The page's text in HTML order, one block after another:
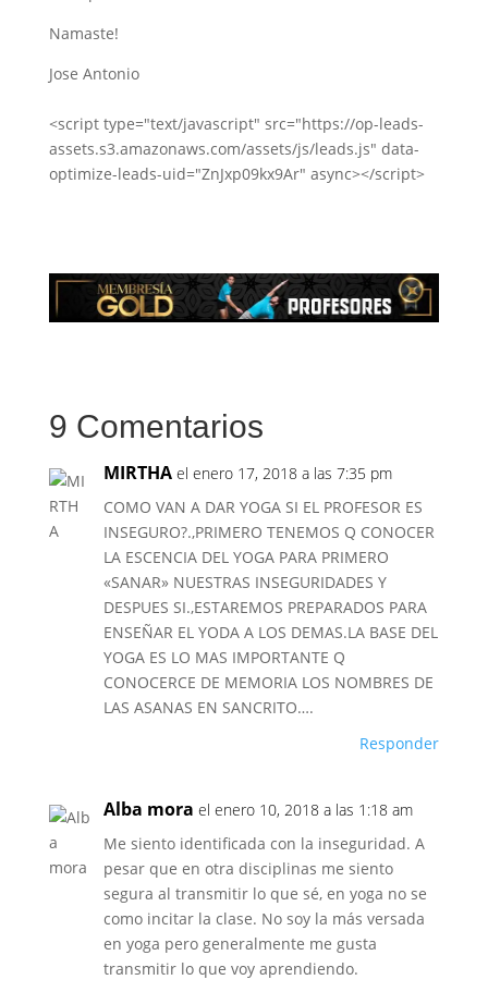
Namaste!
Jose Antonio
<script type="text/javascript" src="https://op-leads-
assets.s3.amazonaws.com/assets/js/leads.js" data-
optimize-leads-uid="ZnJxp09kx9Ar" async></script>
9 Comentarios
MIRTHA el enero 17, 2018 a las 7:35 pm
COMO VAN A DAR YOGA SI EL PROFESOR ES
INSEGURO?.,PRIMERO TENEMOS Q CONOCER
LA ESCENCIA DEL YOGA PARA PRIMERO
«SANAR» NUESTRAS INSEGURIDADES Y
DESPUES SI.,ESTAREMOS PREPARADOS PARA
ENSEÑAR EL YODA A LOS DEMAS.LA BASE DEL
YOGA ES LO MAS IMPORTANTE Q
CONOCERCE DE MEMORIA LOS NOMBRES DE
LAS ASANAS EN SANCRITO….
Responder
Alba mora el enero 10, 2018 a las 1:18 am
Me siento identificada con la inseguridad. A
pesar que en otra disciplinas me siento
segura al transmitir lo que sé, en yoga no se
como incitar la clase. No soy la más versada
en yoga pero generalmente me gusta
transmitir lo que voy aprendiendo.